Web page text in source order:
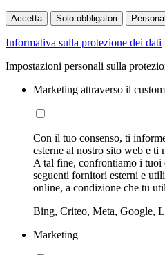
Accetta Solo obbligatori
Informativa sulla protezione dei dati
Impostazioni personali sulla
Marketing attraverso il
Con il tuo consenso, ti
esterne al nostro sito web e ti
A tal fine, confrontiamo i tuoi
seguenti fornitori esterni e
online, a condizione che tu
Bing, Criteo, Meta, Google,
Marketing